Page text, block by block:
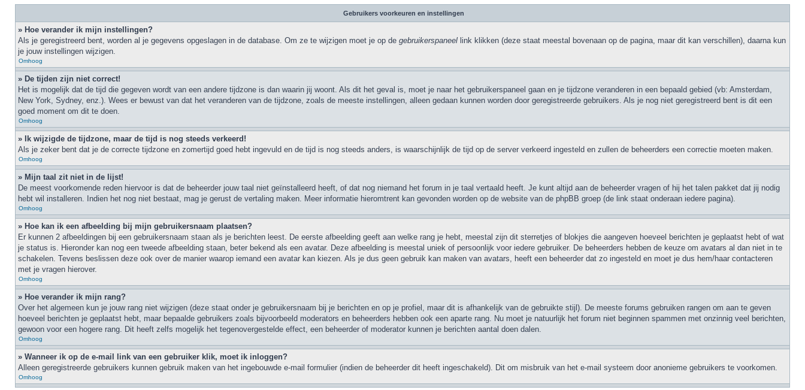
Gebruikers voorkeuren en instellingen
» Hoe verander ik mijn instellingen?
Als je geregistreerd bent, worden al je gegevens opgeslagen in de database. Om ze te wijzigen moet je op de gebruikerspaneel link klikken (deze staat meestal bovenaan op de pagina, maar dit kan verschillen), daarna kun
je jouw instellingen wijzigen.
Omhoog
» De tijden zijn niet correct!
Het is mogelijk dat de tijd die gegeven wordt van een andere tijdzone is dan waarin jij woont. Als dit het geval is, moet je naar het gebruikerspaneel gaan en je tijdzone veranderen in een bepaald gebied (vb: Amsterdam,
New York, Sydney, enz.). Wees er bewust van dat het veranderen van de tijdzone, zoals de meeste instellingen, alleen gedaan kunnen worden door geregistreerde gebruikers. Als je nog niet geregistreerd bent is dit een
goed moment om dit te doen.
Omhoog
» Ik wijzigde de tijdzone, maar de tijd is nog steeds verkeerd!
Als je zeker bent dat je de correcte tijdzone en zomertijd goed hebt ingevuld en de tijd is nog steeds anders, is waarschijnlijk de tijd op de server verkeerd ingesteld en zullen de beheerders een correctie moeten maken.
Omhoog
» Mijn taal zit niet in de lijst!
De meest voorkomende reden hiervoor is dat de beheerder jouw taal niet geïnstalleerd heeft, of dat nog niemand het forum in je taal vertaald heeft. Je kunt altijd aan de beheerder vragen of hij het talen pakket dat jij nodig
hebt wil installeren. Indien het nog niet bestaat, mag je gerust de vertaling maken. Meer informatie hieromtrent kan gevonden worden op de website van de phpBB groep (de link staat onderaan iedere pagina).
Omhoog
» Hoe kan ik een afbeelding bij mijn gebruikersnaam plaatsen?
Er kunnen 2 afbeeldingen bij een gebruikersnaam staan als je berichten leest. De eerste afbeelding geeft aan welke rang je hebt, meestal zijn dit sterretjes of blokjes die aangeven hoeveel berichten je geplaatst hebt of wat
je status is. Hieronder kan nog een tweede afbeelding staan, beter bekend als een avatar. Deze afbeelding is meestal uniek of persoonlijk voor iedere gebruiker. De beheerders hebben de keuze om avatars al dan niet in te
schakelen. Tevens beslissen deze ook over de manier waarop iemand een avatar kan kiezen. Als je dus geen gebruik kan maken van avatars, heeft een beheerder dat zo ingesteld en moet je dus hem/haar contacteren
met je vragen hierover.
Omhoog
» Hoe verander ik mijn rang?
Over het algemeen kun je jouw rang niet wijzigen (deze staat onder je gebruikersnaam bij je berichten en op je profiel, maar dit is afhankelijk van de gebruikte stijl). De meeste forums gebruiken rangen om aan te geven
hoeveel berichten je geplaatst hebt, maar bepaalde gebruikers zoals bijvoorbeeld moderators en beheerders hebben ook een aparte rang. Nu moet je natuurlijk het forum niet beginnen spammen met onzinnig veel berichten,
gewoon voor een hogere rang. Dit heeft zelfs mogelijk het tegenovergestelde effect, een beheerder of moderator kunnen je berichten aantal doen dalen.
Omhoog
» Wanneer ik op de e-mail link van een gebruiker klik, moet ik inloggen?
Alleen geregistreerde gebruikers kunnen gebruik maken van het ingebouwde e-mail formulier (indien de beheerder dit heeft ingeschakeld). Dit om misbruik van het e-mail systeem door anonieme gebruikers te voorkomen.
Omhoog